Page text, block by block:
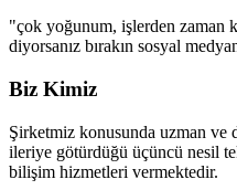
"çok yoğunum, işlerden zaman
diyorsanız bırakın sosyal
Biz Kimiz
Şirketmiz konusunda uzman ve
ileriye götürdüğü üçüncü nesil
bilişim hizmetleri vermektedir.